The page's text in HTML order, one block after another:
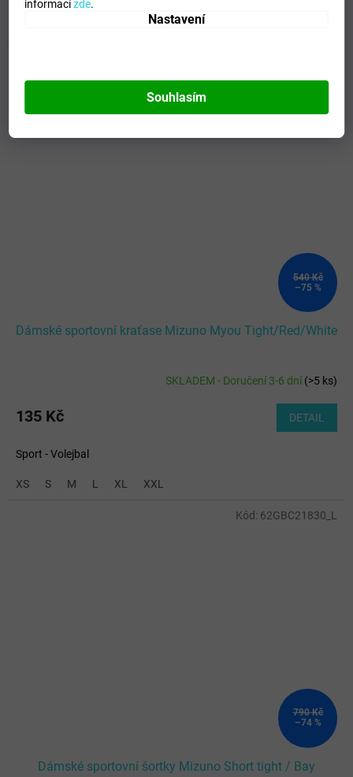
informacízde.
Nastavení
Souhlasím
540 Kč
–75 %
Dámské sportovní kraťase Mizuno Myou Tight/Red/White
SKLADEM - Doručení 3-6 dní(>5 ks)
135 Kč DETAIL
Sport - Volejbal
XS S M L XL XXL
Kód:V2EB720362_XS
790 Kč
–74 %
Dámské sportovní šortky Mizuno Short tight / Bay
Kód: 62GBC21830_L